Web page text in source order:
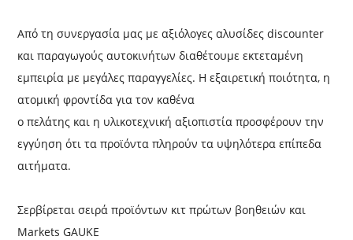
Από τη συνεργασία μας με αξιόλογες αλυσίδες discounter
και παραγωγούς αυτοκινήτων διαθέτουμε εκτεταμένη
εμπειρία με μεγάλες παραγγελίες. Η εξαιρετική ποιότητα, η
ατομική φροντίδα για τον καθένα
ο πελάτης και η υλικοτεχνική αξιοπιστία προσφέρουν την
εγγύηση ότι τα προϊόντα πληρούν τα υψηλότερα επίπεδα
αιτήματα.
Σερβίρεται σειρά προϊόντων κιτ πρώτων βοηθειών και
Markets GAUKE